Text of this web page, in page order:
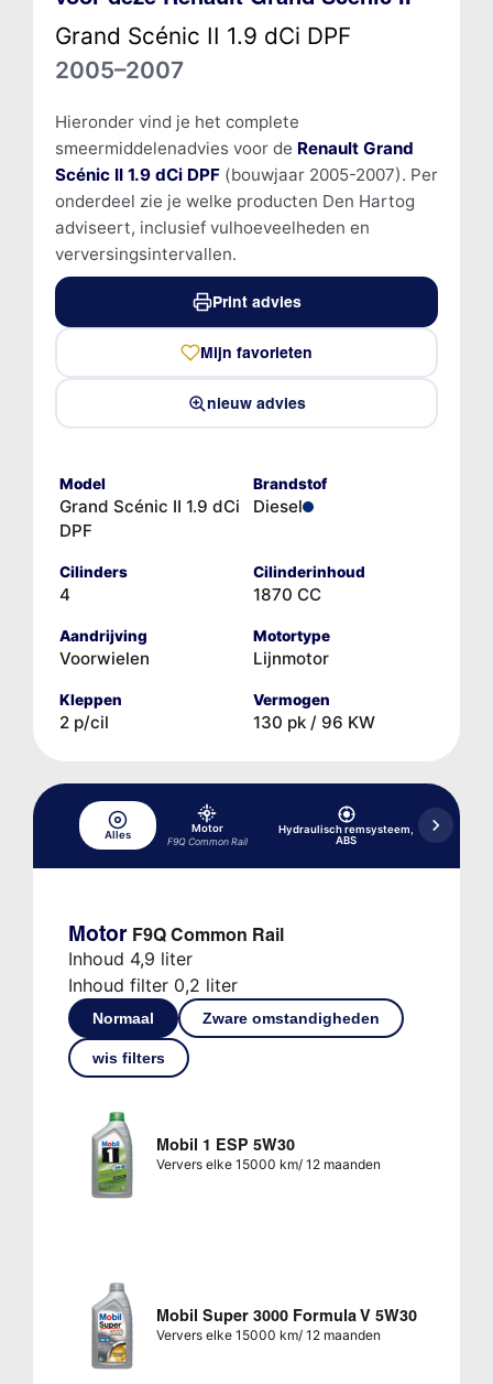
Grand Scénic II 1.9 dCi DPF
2005–2007
Hieronder vind je het complete
smeermiddelenadvies voor de Renault Grand
Scénic II 1.9 dCi DPF(bouwjaar 2005-2007). Per
onderdeel zie je welke producten Den Hartog
adviseert, inclusief vulhoeveelheden en
verversingsintervallen.
Print advies
Mijn favorieten
nieuw advies
Model
Grand Scénic II 1.9 dCi
DPF
Brandstof
Diesel
Cilinders
4
Cilinderinhoud
1870 CC
Aandrijving
Voorwielen
Motortype
Lijnmotor
Kleppen
2 p/cil
Vermogen
130 pk / 96 KW
Alles
Motor
F9Q Common Rail
Hydraulisch remsysteem,
ABS
Motor F9Q Common Rail
Inhoud 4,9 liter
Inhoud filter 0,2 liter
Normaal Zware omstandigheden
wis filters
Mobil 1 ESP 5W30
Ververs elke 15000 km/ 12 maanden
Mobil Super 3000 Formula V 5W30
Ververs elke 15000 km/ 12 maanden